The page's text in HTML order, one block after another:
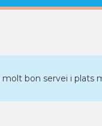
bon servei i plats